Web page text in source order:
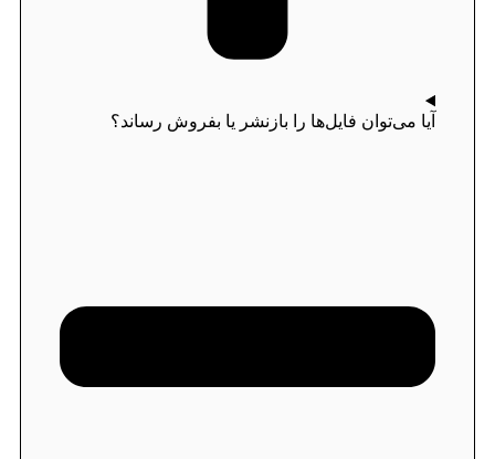
آیا می‌توان فایل‌ها را بازنشر یا بفروش رساند؟